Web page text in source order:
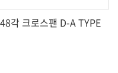
48각 크로스팬 D-A TYPE